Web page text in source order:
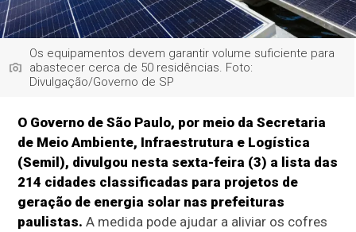
Os equipamentos devem garantir volume suficiente para
abastecer cerca de 50 residências. Foto:
Divulgação/Governo de SP
O Governo de São Paulo, por meio da Secretaria
de Meio Ambiente, Infraestrutura e Logística
(Semil), divulgou nesta sexta-feira (3) a lista das
214 cidades classificadas para projetos de
geração de energia solar nas prefeituras
paulistas.A medida pode ajudar a aliviar os cofres